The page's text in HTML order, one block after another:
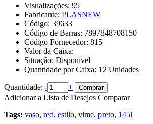
Visualizações: 95
Fabricante: PLASNEW
Código: 39633
Código de Barras: 7897848708150
Código Fornecedor: 815
Valor da Caixa:
Situação: Disponivel
Quantidade por Caixa: 12 Unidades
Quantidade: - + Comprar
Adicionar a Lista de Desejos Comparar
Tags: vaso, red, estilo, vime, preto, 145l